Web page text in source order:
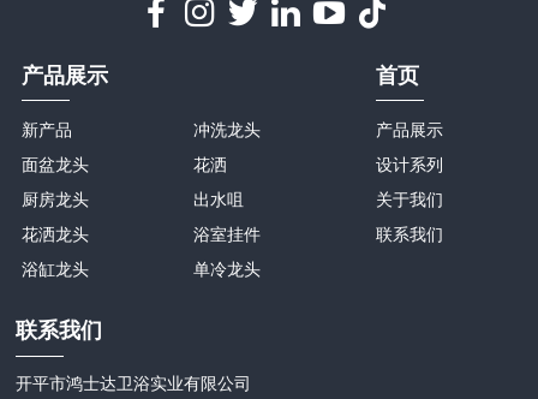
产品展示
新产品
面盆龙头
厨房龙头
花洒龙头
浴缸龙头
冲洗龙头
花洒
出水咀
浴室挂件
单冷龙头
首页
产品展示
设计系列
关于我们
联系我们
联系我们
开平市鸿士达卫浴实业有限公司